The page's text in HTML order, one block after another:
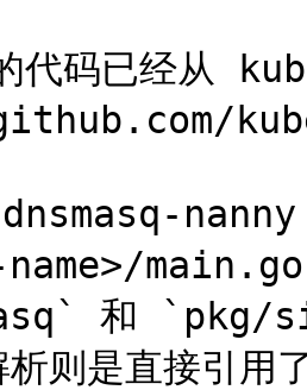
代码已经从
name>/
和 `pkg/
则是直接引用